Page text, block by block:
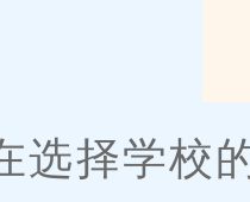
选择学校